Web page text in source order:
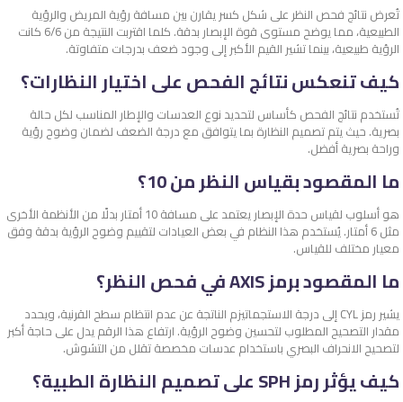
تُعرض نتائج فحص النظر على شكل كسر يقارن بين مسافة رؤية المريض والرؤية
الطبيعية، مما يوضح مستوى قوة الإبصار بدقة. كلما اقتربت النتيجة من 6/6 كانت
الرؤية طبيعية، بينما تشير القيم الأكبر إلى وجود ضعف بدرجات متفاوتة.
كيف تنعكس نتائج الفحص على اختيار النظارات؟
تُستخدم نتائج الفحص كأساس لتحديد نوع العدسات والإطار المناسب لكل حالة
بصرية. حيث يتم تصميم النظارة بما يتوافق مع درجة الضعف لضمان وضوح رؤية
وراحة بصرية أفضل.
ما المقصود بقياس النظر من 10؟
هو أسلوب لقياس حدة الإبصار يعتمد على مسافة 10 أمتار بدلًا من الأنظمة الأخرى
مثل 6 أمتار. يُستخدم هذا النظام في بعض العيادات لتقييم وضوح الرؤية بدقة وفق
معيار مختلف للقياس.
ما المقصود برمز AXIS في فحص النظر؟
يشير رمز CYL إلى درجة الاستجماتيزم الناتجة عن عدم انتظام سطح القرنية، ويحدد
مقدار التصحيح المطلوب لتحسين وضوح الرؤية. ارتفاع هذا الرقم يدل على حاجة أكبر
لتصحيح الانحراف البصري باستخدام عدسات مخصصة تقلل من التشوش.
كيف يؤثر رمز SPH على تصميم النظارة الطبية؟